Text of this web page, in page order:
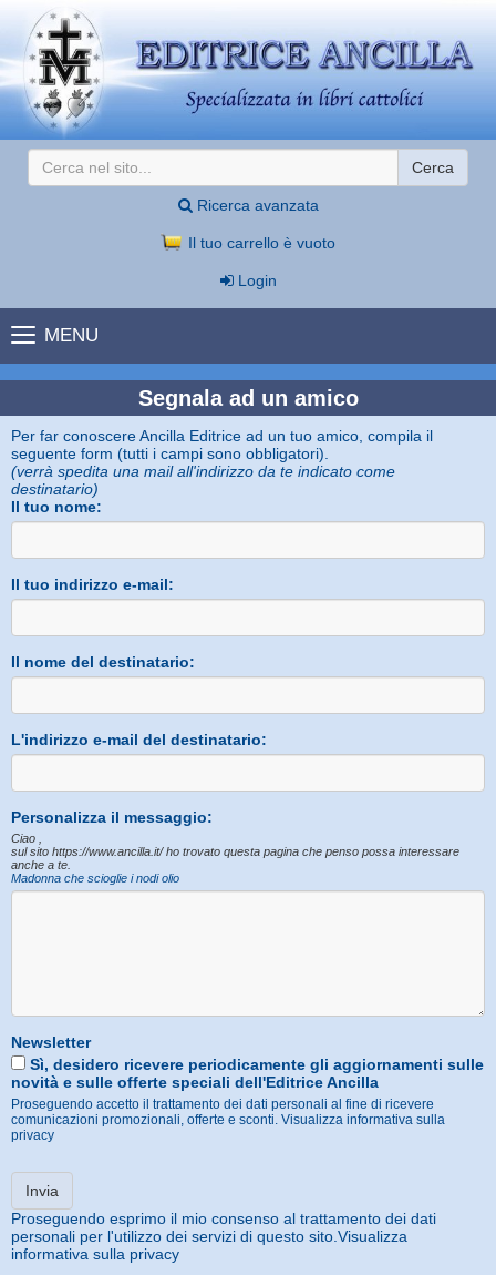
Cerca
Ricerca avanzata
Il tuo carrello è vuoto
Login
MENU
Segnala ad un amico
Per far conoscere Ancilla Editrice ad un tuo amico, compila il
seguente form (tutti i campi sono obbligatori).
(verrà spedita una mail all'indirizzo da te indicato come
destinatario)
Il tuo nome:
Il tuo indirizzo e-mail:
Il nome del destinatario:
L'indirizzo e-mail del destinatario:
Personalizza il messaggio:
Ciao ,
sul sito https://www.ancilla.it/ ho trovato questa pagina che penso possa interessare
anche a te.
Madonna che scioglie i nodi olio
Newsletter
Sì, desidero ricevere periodicamente gli aggiornamenti sulle
novità e sulle offerte speciali dell'Editrice Ancilla
Proseguendo accetto il trattamento dei dati personali al fine di ricevere
comunicazioni promozionali, offerte e sconti. Visualizza informativa sulla
privacy
Proseguendo esprimo il mio consenso al trattamento dei dati
personali per l'utilizzo dei servizi di questo sito. Visualizza
informativa sulla privacy